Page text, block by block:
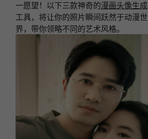
一愿望！以下三款神奇的漫画头像生成
工具，将让你的照片瞬间跃然于动漫世
界，带你领略不同的艺术风格。